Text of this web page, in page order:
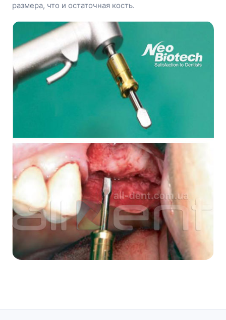
размера, что и остаточная кость.